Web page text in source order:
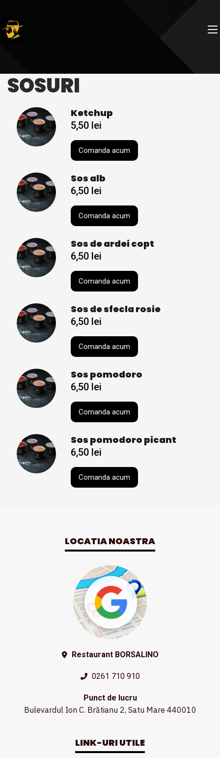
SOSURI
Ketchup
5,50 lei
Comanda acum
Sos alb
6,50 lei
Comanda acum
Sos de ardei copt
6,50 lei
Comanda acum
Sos de sfecla rosie
6,50 lei
Comanda acum
Sos pomodoro
6,50 lei
Comanda acum
Sos pomodoro picant
6,50 lei
Comanda acum
LOCATIA NOASTRA
Restaurant BORSALINO
0261 710 910
Punct de lucru
Bulevardul Ion C. Brătianu 2, Satu Mare 440010
LINK-URI UTILE